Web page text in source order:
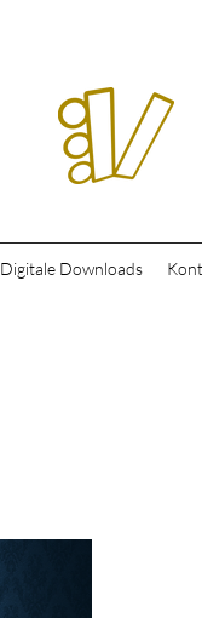
Digitale Downloads